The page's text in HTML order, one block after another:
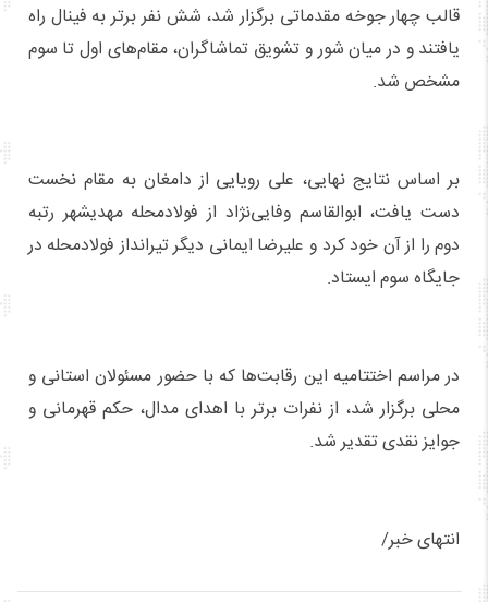
قالب چهار جوخه مقدماتی برگزار شد، شش نفر برتر به فینال راه
یافتند و در میان شور و تشویق تماشاگران، مقام‌های اول تا سوم
مشخص شد.
بر اساس نتایج نهایی، علی رویایی از دامغان به مقام نخست
دست یافت، ابوالقاسم وفایی‌نژاد از فولادمحله مهدیشهر رتبه
دوم را از آن خود کرد و علیرضا ایمانی دیگر تیرانداز فولادمحله در
جایگاه سوم ایستاد.
در مراسم اختتامیه این رقابت‌ها که با حضور مسئولان استانی و
محلی برگزار شد، از نفرات برتر با اهدای مدال، حکم قهرمانی و
جوایز نقدی تقدیر شد.
انتهای خبر/